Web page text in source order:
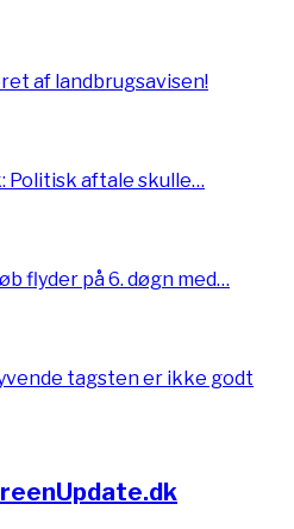
af landbrugsavisen!
Politisk aftale skulle…
flyder på 6. døgn med…
tagsten er ikke godt